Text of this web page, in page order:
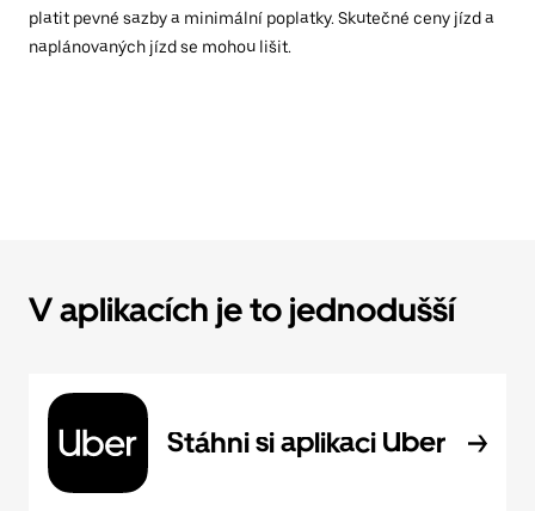
platit pevné sazby a minimální poplatky. Skutečné ceny jízd a
naplánovaných jízd se mohou lišit.
V aplikacích je to jednodušší
Stáhni si aplikaci Uber